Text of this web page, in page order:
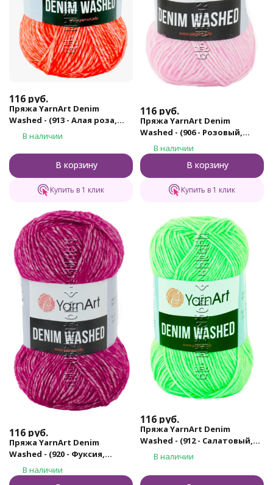
116 руб.
Пряжа YarnArt Denim
Washed - (913 - Алая роза,
белый)
В наличии
В корзину
Купить в 1 клик
116 руб.
Пряжа YarnArt Denim
Washed - (906 - Розовый,
белый)
В наличии
В корзину
Купить в 1 клик
116 руб.
Пряжа YarnArt Denim
Washed - (920 - Фуксия,
белый)
В наличии
116 руб.
Пряжа YarnArt Denim
Washed - (912 - Салатовый,
белый)
В наличии